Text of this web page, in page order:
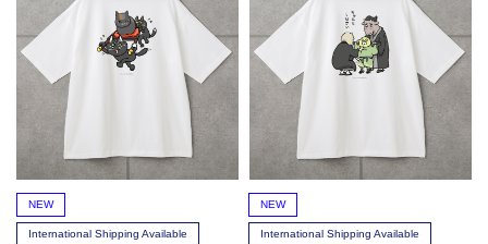
NEW
International Shipping Available
NEW
International Shipping Available